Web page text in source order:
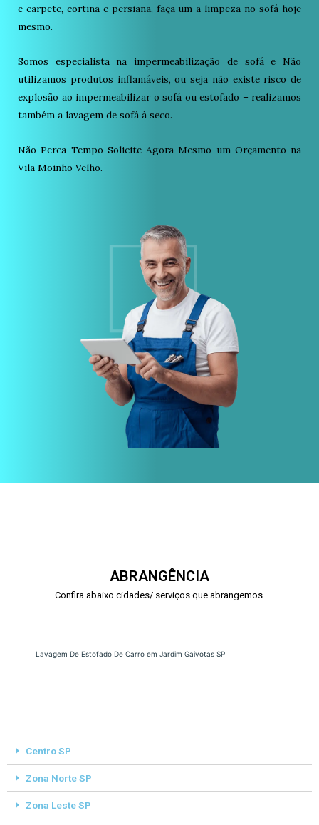
e carpete, cortina e persiana, faça um a limpeza no sofá hoje
mesmo.
Somos especialista na impermeabilização de sofá e Não
utilizamos produtos inflamáveis, ou seja não existe risco de
explosão ao impermeabilizar o sofá ou estofado – realizamos
também a lavagem de sofá à seco.
Não Perca Tempo Solicite Agora Mesmo um Orçamento na
Vila Moinho Velho.
ABRANGÊNCIA
Confira abaixo cidades/ serviços que abrangemos
Lavagem De Estofado De Carro em Jardim Gaivotas SP
Centro SP
Zona Norte SP
Zona Leste SP